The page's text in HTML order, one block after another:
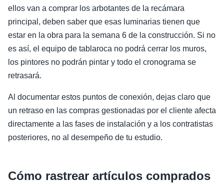
ellos van a comprar los arbotantes de la recámara
principal, deben saber que esas luminarias tienen que
estar en la obra para la semana 6 de la construcción. Si no
es así, el equipo de tablaroca no podrá cerrar los muros,
los pintores no podrán pintar y todo el cronograma se
retrasará.
Al documentar estos puntos de conexión, dejas claro que
un retraso en las compras gestionadas por el cliente afecta
directamente a las fases de instalación y a los contratistas
posteriores, no al desempeño de tu estudio.
Cómo rastrear artículos comprados